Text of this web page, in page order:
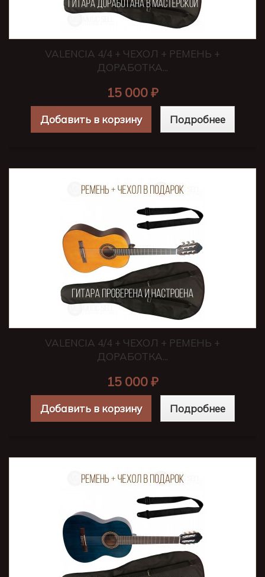
VALENCIA 4/4 + ЧЕХОЛ + РЕМЕНЬ +
ДОРАБОТКА...
15 000 ₽
Добавить в корзину Подробнее
VALENCIA 4/4 + ЧЕХОЛ + РЕМЕНЬ +
ДОРАБОТКА...
15 000 ₽
Добавить в корзину Подробнее